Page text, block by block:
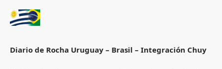
Diario de Rocha Uruguay – Brasil – Integración Chuy